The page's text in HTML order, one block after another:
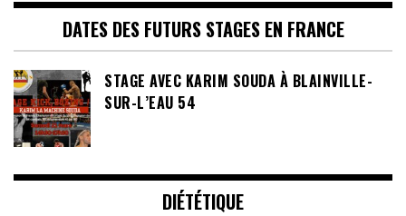
DATES DES FUTURS STAGES EN FRANCE
STAGE AVEC KARIM SOUDA À BLAINVILLE-
SUR-L’EAU 54
DIÉTÉTIQUE